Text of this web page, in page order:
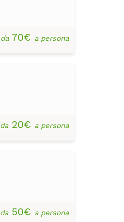
da70€ a persona
da20€ a persona
da50€ a persona